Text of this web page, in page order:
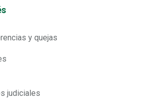
y quejas
judiciales